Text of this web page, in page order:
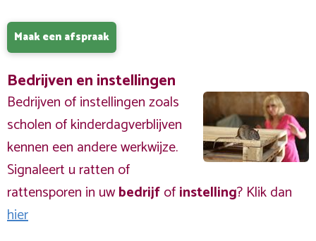
Maak een afspraak
Bedrijven en instellingen
Bedrijven of instellingen zoals
scholen of kinderdagverblijven
kennen een andere werkwijze.
Signaleert u ratten of
rattensporen in uwbedrijfofinstelling? Klik dan
hier